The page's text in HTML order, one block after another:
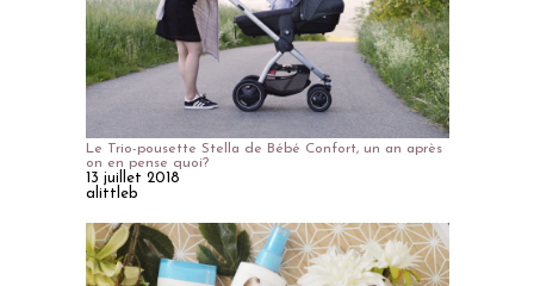
Le Trio-pousette Stella de Bébé Confort, un an après
on en pense quoi?
13 juillet 2018
alittleb